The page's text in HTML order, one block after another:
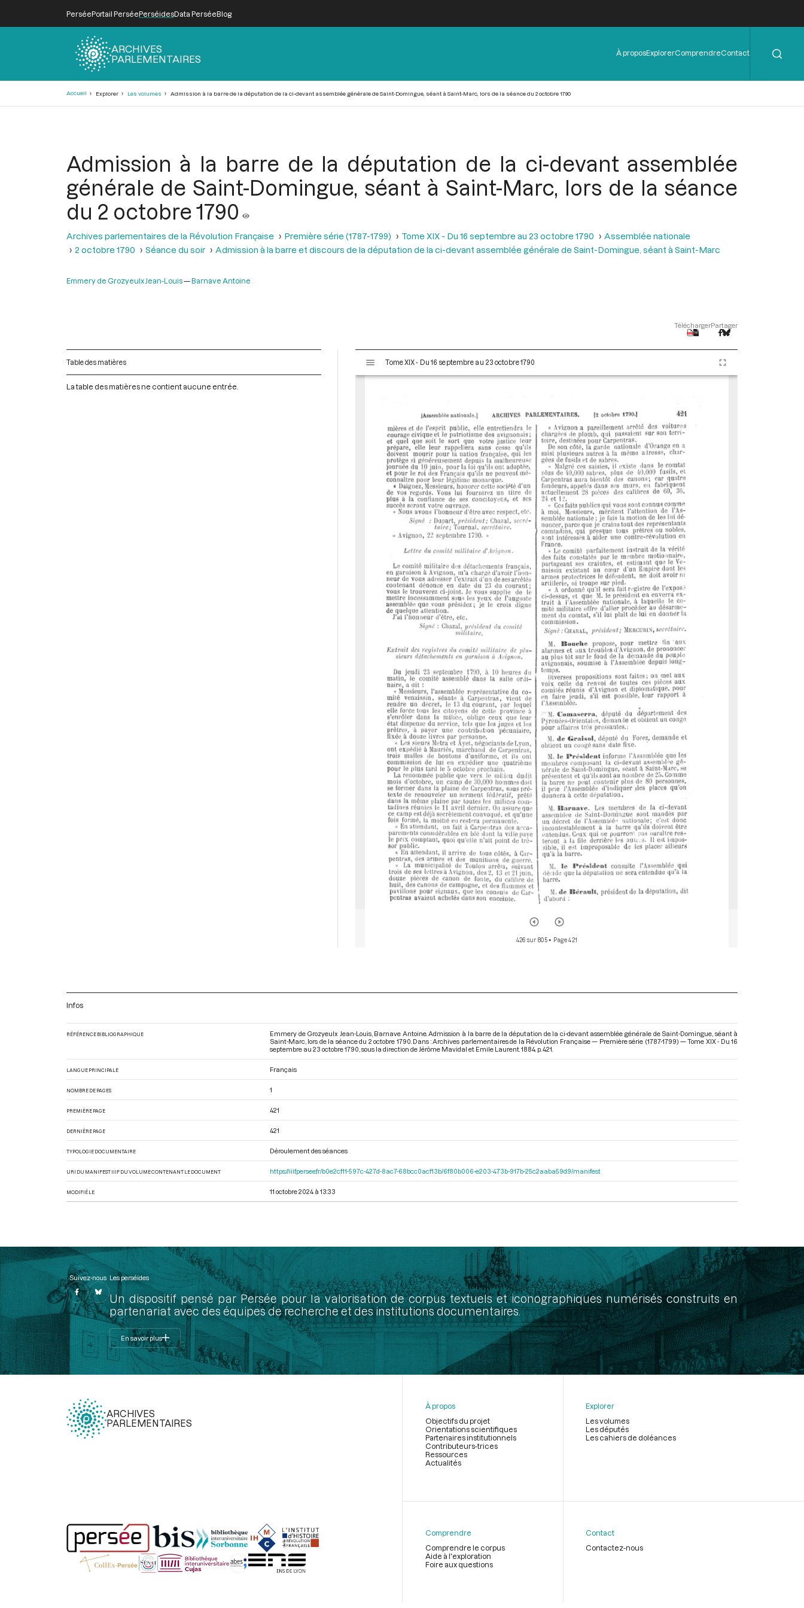
PerséePortail PerséePerséidesData PerséeBlog
ARCHIVES
PARLEMENTAIRES
Menu
de
À proposExplorerComprendreContact
Accueil Explorer Les volumes Admission à la barre de la députation de la ci-devant assemblée générale de Saint-Domingue, séant à Saint-Marc, lors de la séance du 2 octobre 1790
Admission à la barre de la députation de la ci-devant assemblée
générale de Saint-Domingue, séant à Saint-Marc, lors de la séance
du 2 octobre 1790
Archives parlementaires de la Révolution Française Première série (1787-1799) Tome XIX - Du 16 septembre au 23 octobre 1790
Assemblée nationale
2 octobre 1790
Séance du soir Admission à la barre et discours de la députation de la ci-devant assemblée générale de Saint-Domingue, séant à Saint-Marc
Emmery de Grozyeulx Jean-Louis Barnave Antoine
TéléchargerPartager
Table des matières
La table des matières ne contient aucune entrée.
s
Tome XIX - Du 16 septembre au 23 octobre 1790
426 sur 805• Page 421
Infos
RÉFÉRENCE BIBLIOGRAPHIQUE
Emmery de Grozyeulx Jean-Louis, Barnave Antoine. Admission à la barre de la députation de la ci-devant assemblée générale de Saint-Domingue, séant à
Saint-Marc, lors de la séance du 2 octobre 1790. Dans : Archives parlementaires de la Révolution Française — Première série (1787-1799) — Tome XIX - Du 16
septembre au 23 octobre 1790 , sous la direction de Jérôme Mavidal et Emile Laurent. 1884. p. 421.
LANGUE PRINCIPALE Français
NOMBRE DE PAGES 1
PREMIÈRE PAGE 421
DERNIÈRE PAGE 421
TYPOLOGIE DOCUMENTAIRE Déroulement des séances
URI DU MANIFEST IIIF DU VOLUME CONTENANT LE DOCUMENT https://iiif.persee.fr/b0e2cf11-597c-427d-8ac7-68bcc0acf13b/6f80b006-e203-473b-917b-25c2aaba59d9/manifest
MODIFIÉ LE 11 octobre 2024 à 13:33
Suivez-nous Les perséides
Un dispositif pensé par Persée pour la valorisation de corpus textuels et iconographiques numérisés construits en
partenariat avec des équipes de recherche et des institutions documentaires.
En savoir plus
ARCHIVES
PARLEMENTAIRES
page
À propos
Objectifs du projet
Orientations scientifiques
Partenaires institutionnels
Contributeurs-trices
Ressources
Actualités
Explorer
Les volumes
Les députés
Les cahiers de doléances
Comprendre
Comprendre le corpus
Aide à l'exploration
Foire aux questions
Contact
Contactez-nous